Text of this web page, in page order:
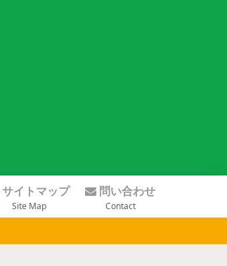
サイトマップ
Site Map
問い合わせ
Contact